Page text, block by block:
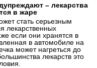
– лекарства
в жаре
стать серьезным
лекарственных
если они хранятся в
в автомобиле на
может нагреться до
лекарств это